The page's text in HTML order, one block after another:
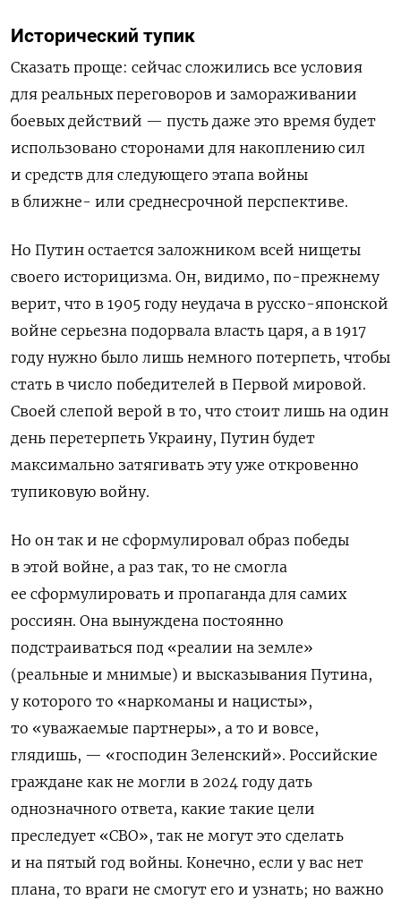
Исторический тупик
Сказать проще: сейчас сложились все условия
для реальных переговоров и замораживании
боевых действий — пусть даже это время будет
использовано сторонами для накоплению сил
и средств для следующего этапа войны
в ближне- или среднесрочной перспективе.
Но Путин остается заложником всей нищеты
своего историцизма. Он, видимо, по-прежнему
верит, что в 1905 году неудача в русско-японской
войне серьезна подорвала власть царя, а в 1917
году нужно было лишь немного потерпеть, чтобы
стать в число победителей в Первой мировой.
Своей слепой верой в то, что стоит лишь на один
день перетерпеть Украину, Путин будет
максимально затягивать эту уже откровенно
тупиковую войну.
Но он так и не сформулировал образ победы
в этой войне, а раз так, то не смогла
ее сформулировать и пропаганда для самих
россиян. Она вынуждена постоянно
подстраиваться под «реалии на земле»
(реальные и мнимые) и высказывания Путина,
у которого то «наркоманы и нацисты»,
то «уважаемые партнеры», а то и вовсе,
глядишь, — «господин Зеленский». Российские
граждане как не могли в 2024 году дать
однозначного ответа, какие такие цели
преследует «СВО», так не могут это сделать
и на пятый год войны. Конечно, если у вас нет
плана, то враги не смогут его и узнать; но важно